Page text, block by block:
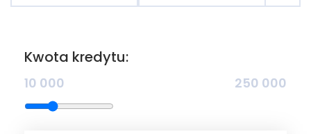
Kwota kredytu:
10 000 250 000